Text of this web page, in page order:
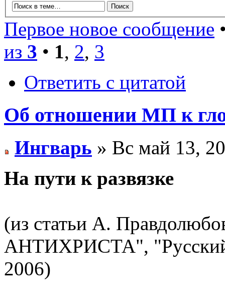
Первое новое сообщение
из 3 • 1, 2, 3
Ответить с цитатой
Об отношении МП к
Ингварь » Вс май 13,
На пути к развязке
(из статьи А.
АНТИХРИСТА", "Русский
2006)